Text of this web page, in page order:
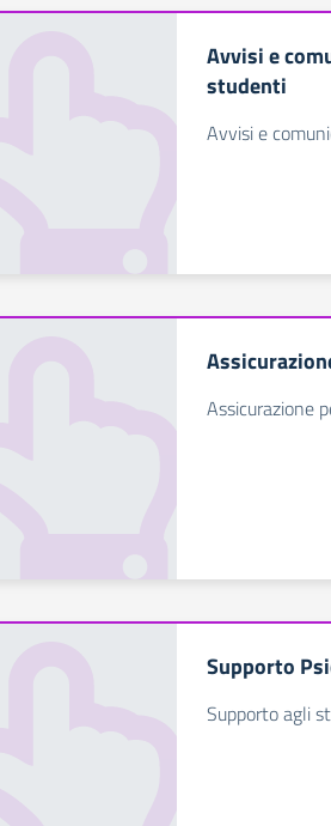
Avvisi e
studenti
Avvisi e
Assicurazione
Supporto
Supporto agli